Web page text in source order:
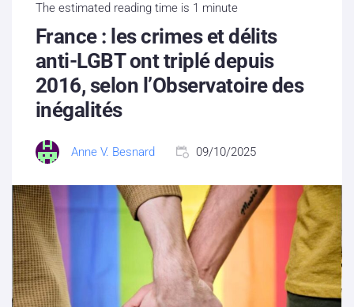
Partenaires
Contacts
Hébergement solidaire
The estimated reading time is 1 minute
France : les crimes et délits
anti-LGBT ont triplé depuis
2016, selon l’Observatoire des
inégalités
Anne V. Besnard 09/10/2025